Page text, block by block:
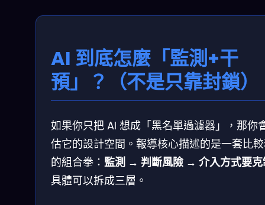
AI 到底怎麼「監測+干
預」？（不是只靠封鎖）
如果你只把 AI 想成「黑名單過濾器」，那你
估它的設計空間。報導核心描述的是一套比
的組合拳： 監測 → 判斷風險 → 介入方式要克
具體可以拆成三層。